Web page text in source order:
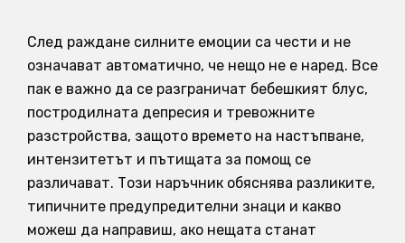
След раждане силните емоции са чести и не
означават автоматично, че нещо не е наред. Все
пак е важно да се разграничат бебешкият блус,
постродилната депресия и тревожните
разстройства, защото времето на настъпване,
интензитетът и пътищата за помощ се
различават. Този наръчник обяснява разликите,
типичните предупредителни знаци и какво
можеш да направиш, ако нещата станат